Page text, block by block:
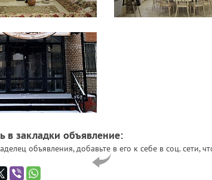
в закладки объявление:
объявления, добавьте в его к себе в соц. сети,